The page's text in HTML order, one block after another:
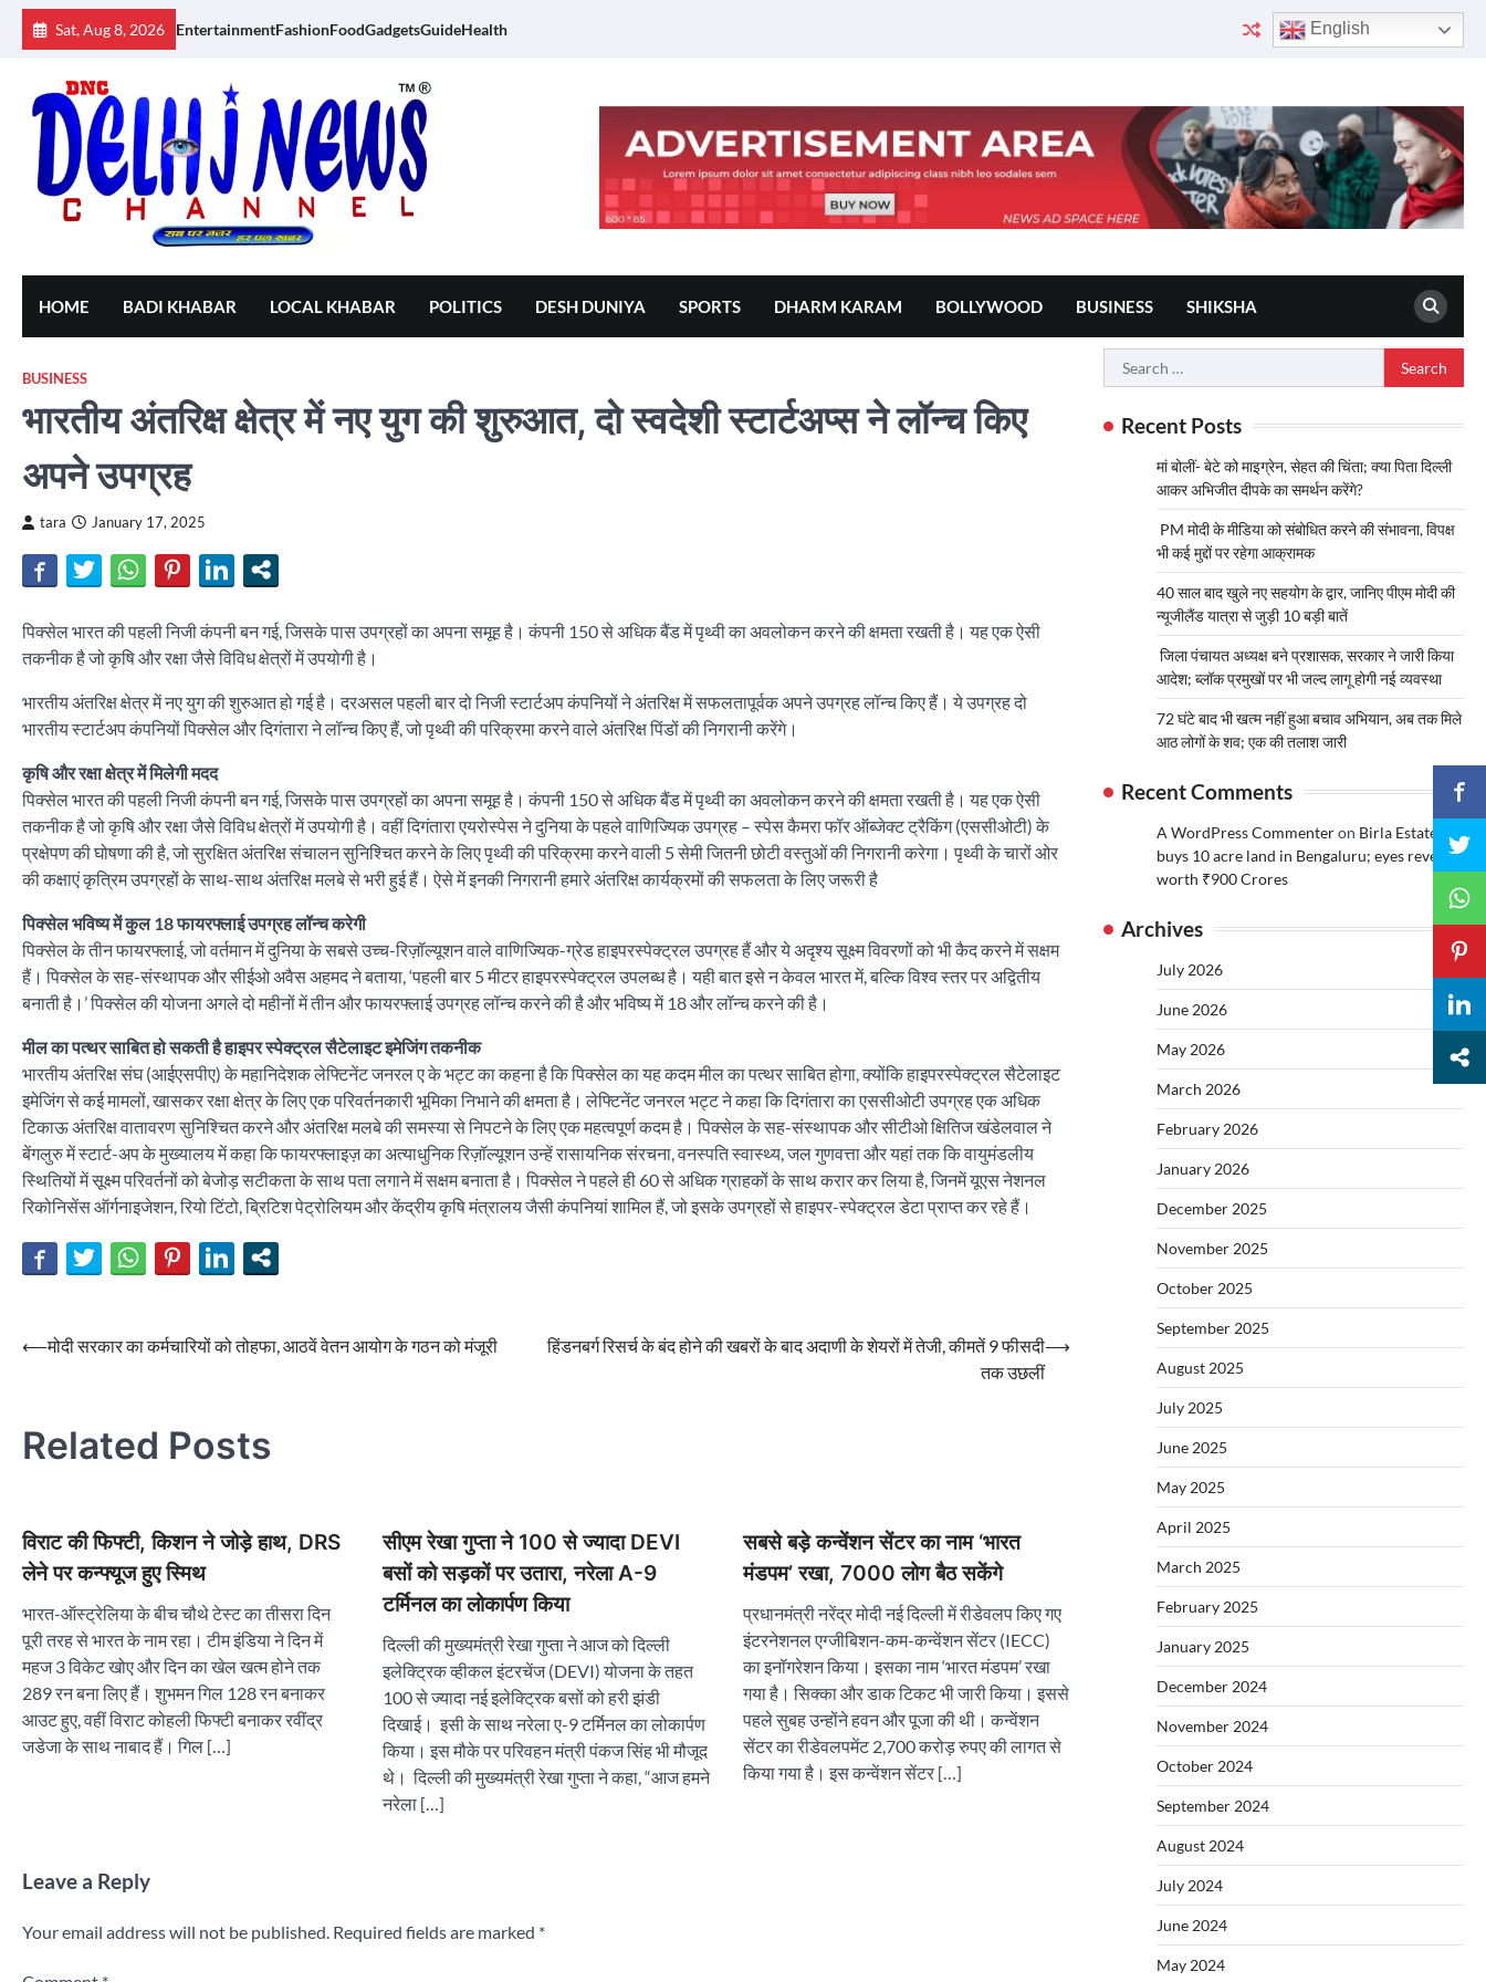
Skip
Sat, Aug 8, 2026 EntertainmentFashionFoodGadgetsGuideHealth English
HOME BADI KHABAR LOCAL KHABAR POLITICS DESH DUNIYA SPORTS DHARM KARAM BOLLYWOOD BUSINESS SHIKSHA
BUSINESS
भारतीय अंतरिक्ष क्षेत्र में नए युग की शुरुआत, दो स्वदेशी स्टार्टअप्स ने लॉन्च किए
अपने उपग्रह
tara January 17, 2025
पिक्सेल भारत की पहली निजी कंपनी बन गई, जिसके पास उपग्रहों का अपना समूह है। कंपनी 150 से अधिक बैंड में पृथ्वी का अवलोकन करने की क्षमता रखती है। यह एक ऐसी
तकनीक है जो कृषि और रक्षा जैसे विविध क्षेत्रों में उपयोगी है।
भारतीय अंतरिक्ष क्षेत्र में नए युग की शुरुआत हो गई है। दरअसल पहली बार दो निजी स्टार्टअप कंपनियों ने अंतरिक्ष में सफलतापूर्वक अपने उपग्रह लॉन्च किए हैं। ये उपग्रह दो
भारतीय स्टार्टअप कंपनियों पिक्सेल और दिगंतारा ने लॉन्च किए हैं, जो पृथ्वी की परिक्रमा करने वाले अंतरिक्ष पिंडों की निगरानी करेंगे।
कृषि और रक्षा क्षेत्र में मिलेगी मदद
पिक्सेल भारत की पहली निजी कंपनी बन गई, जिसके पास उपग्रहों का अपना समूह है। कंपनी 150 से अधिक बैंड में पृथ्वी का अवलोकन करने की क्षमता रखती है। यह एक ऐसी
तकनीक है जो कृषि और रक्षा जैसे विविध क्षेत्रों में उपयोगी है। वहीं दिगंतारा एयरोस्पेस ने दुनिया के पहले वाणिज्यिक उपग्रह – स्पेस कैमरा फॉर ऑब्जेक्ट ट्रैकिंग (एससीओटी) के
प्रक्षेपण की घोषणा की है, जो सुरक्षित अंतरिक्ष संचालन सुनिश्चित करने के लिए पृथ्वी की परिक्रमा करने वाली 5 सेमी जितनी छोटी वस्तुओं की निगरानी करेगा। पृथ्वी के चारों ओर
की कक्षाएं कृत्रिम उपग्रहों के साथ-साथ अंतरिक्ष मलबे से भरी हुई हैं। ऐसे में इनकी निगरानी हमारे अंतरिक्ष कार्यक्रमों की सफलता के लिए जरूरी है
पिक्सेल भविष्य में कुल 18 फायरफ्लाई उपग्रह लॉन्च करेगी
पिक्सेल के तीन फायरफ्लाई, जो वर्तमान में दुनिया के सबसे उच्च-रिज़ॉल्यूशन वाले वाणिज्यिक-ग्रेड हाइपरस्पेक्ट्रल उपग्रह हैं और ये अदृश्य सूक्ष्म विवरणों को भी कैद करने में सक्षम
हैं। पिक्सेल के सह-संस्थापक और सीईओ अवैस अहमद ने बताया, ‘पहली बार 5 मीटर हाइपरस्पेक्ट्रल उपलब्ध है। यही बात इसे न केवल भारत में, बल्कि विश्व स्तर पर अद्वितीय
बनाती है।’ पिक्सेल की योजना अगले दो महीनों में तीन और फायरफ्लाई उपग्रह लॉन्च करने की है और भविष्य में 18 और लॉन्च करने की है।
मील का पत्थर साबित हो सकती है हाइपर स्पेक्ट्रल सैटेलाइट इमेजिंग तकनीक
भारतीय अंतरिक्ष संघ (आईएसपीए) के महानिदेशक लेफ्टिनेंट जनरल ए के भट्ट का कहना है कि पिक्सेल का यह कदम मील का पत्थर साबित होगा, क्योंकि हाइपरस्पेक्ट्रल सैटेलाइट
इमेजिंग से कई मामलों, खासकर रक्षा क्षेत्र के लिए एक परिवर्तनकारी भूमिका निभाने की क्षमता है। लेफ्टिनेंट जनरल भट्ट ने कहा कि दिगंतारा का एससीओटी उपग्रह एक अधिक
टिकाऊ अंतरिक्ष वातावरण सुनिश्चित करने और अंतरिक्ष मलबे की समस्या से निपटने के लिए एक महत्वपूर्ण कदम है। पिक्सेल के सह-संस्थापक और सीटीओ क्षितिज खंडेलवाल ने
बेंगलुरु में स्टार्ट-अप के मुख्यालय में कहा कि फायरफ्लाइज़ का अत्याधुनिक रिज़ॉल्यूशन उन्हें रासायनिक संरचना, वनस्पति स्वास्थ्य, जल गुणवत्ता और यहां तक कि वायुमंडलीय
स्थितियों में सूक्ष्म परिवर्तनों को बेजोड़ सटीकता के साथ पता लगाने में सक्षम बनाता है। पिक्सेल ने पहले ही 60 से अधिक ग्राहकों के साथ करार कर लिया है, जिनमें यूएस नेशनल
रिकोनिसेंस ऑर्गनाइजेशन, रियो टिंटो, ब्रिटिश पेट्रोलियम और केंद्रीय कृषि मंत्रालय जैसी कंपनियां शामिल हैं, जो इसके उपग्रहों से हाइपर-स्पेक्ट्रल डेटा प्राप्त कर रहे हैं।
Post
⟵मोदी सरकार का कर्मचारियों को तोहफा, आठवें वेतन आयोग के गठन को मंजूरी
हिंडनबर्ग रिसर्च के बंद होने की खबरों के बाद अदाणी के शेयरों में तेजी, कीमतें 9 फीसदी
तक उछलीं
⟶
Related Posts
विराट की फिफ्टी, किशन ने जोड़े हाथ, DRS
लेने पर कन्फ्यूज हुए स्मिथ
भारत-ऑस्ट्रेलिया के बीच चौथे टेस्ट का तीसरा दिन
पूरी तरह से भारत के नाम रहा। टीम इंडिया ने दिन में
महज 3 विकेट खोए और दिन का खेल खत्म होने तक
289 रन बना लिए हैं। शुभमन गिल 128 रन बनाकर
आउट हुए, वहीं विराट कोहली फिफ्टी बनाकर रवींद्र
जडेजा के साथ नाबाद हैं। गिल […]
सीएम रेखा गुप्ता ने 100 से ज्यादा DEVI
बसों को सड़कों पर उतारा, नरेला A-9
टर्मिनल का लोकार्पण किया
दिल्ली की मुख्यमंत्री रेखा गुप्ता ने आज को दिल्ली
इलेक्ट्रिक व्हीकल इंटरचेंज (DEVI) योजना के तहत
100 से ज्यादा नई इलेक्ट्रिक बसों को हरी झंडी
दिखाई। इसी के साथ नरेला ए-9 टर्मिनल का लोकार्पण
किया। इस मौके पर परिवहन मंत्री पंकज सिंह भी मौजूद
थे। दिल्ली की मुख्यमंत्री रेखा गुप्ता ने कहा, “आज हमने
नरेला […]
सबसे बड़े कन्वेंशन सेंटर का नाम ‘भारत
मंडपम’ रखा, 7000 लोग बैठ सकेंगे
प्रधानमंत्री नरेंद्र मोदी नई दिल्ली में रीडेवलप किए गए
इंटरनेशनल एग्जीबिशन-कम-कन्वेंशन सेंटर (IECC)
का इनॉगरेशन किया। इसका नाम ‘भारत मंडपम’ रखा
गया है। सिक्का और डाक टिकट भी जारी किया। इससे
पहले सुबह उन्होंने हवन और पूजा की थी। कन्वेंशन
सेंटर का रीडेवलपमेंट 2,700 करोड़ रुपए की लागत से
किया गया है। इस कन्वेंशन सेंटर […]
Leave a Reply
Your email address will not be published. Required fields are marked *
Search
for:
Recent Posts
मां बोलीं- बेटे को माइग्रेन, सेहत की चिंता; क्या पिता दिल्ली
आकर अभिजीत दीपके का समर्थन करेंगे?
PM मोदी के मीडिया को संबोधित करने की संभावना, विपक्ष
भी कई मुद्दों पर रहेगा आक्रामक
40 साल बाद खुले नए सहयोग के द्वार, जानिए पीएम मोदी की
न्यूजीलैंड यात्रा से जुड़ी 10 बड़ी बातें
जिला पंचायत अध्यक्ष बने प्रशासक, सरकार ने जारी किया
आदेश; ब्लॉक प्रमुखों पर भी जल्द लागू होगी नई व्यवस्था
72 घंटे बाद भी खत्म नहीं हुआ बचाव अभियान, अब तक मिले
आठ लोगों के शव; एक की तलाश जारी
Recent Comments
A WordPress Commenteron Birla Estates
buys 10 acre land in Bengaluru; eyes revenue
worth ₹900 Crores
Archives
July 2026
June 2026
May 2026
March 2026
February 2026
January 2026
December 2025
November 2025
October 2025
September 2025
August 2025
July 2025
June 2025
May 2025
April 2025
March 2025
February 2025
January 2025
December 2024
November 2024
October 2024
September 2024
August 2024
July 2024
June 2024
May 2024